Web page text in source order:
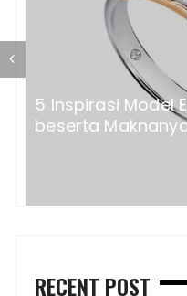
5 Inspirasi Model
beserta
RECENT POST